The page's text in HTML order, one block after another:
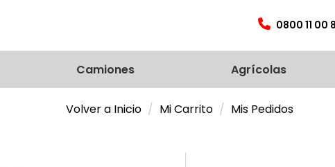
0800 11 00
Camiones Agrícolas
Volver a Inicio Mi Carrito Mis Pedidos